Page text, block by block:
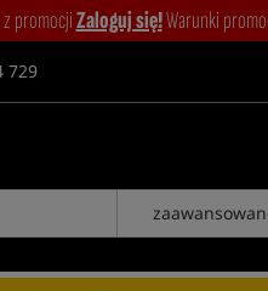
promocjiZaloguj się!Warunki
729